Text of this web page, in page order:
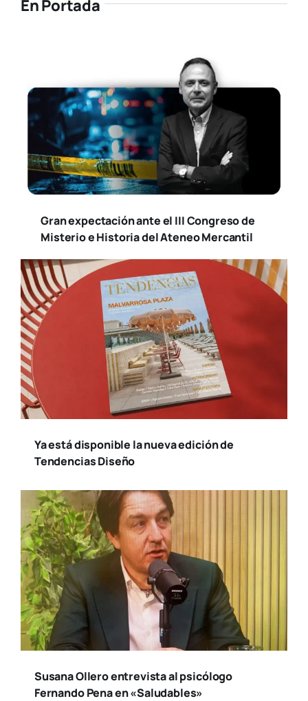
En Portada
Gran expectación ante el III Congreso de
Misterio e Historia del Ateneo Mercantil
Ya está disponible la nueva edición de
Tendencias Diseño
Susana Ollero entrevista al psicólogo
Fernando Pena en «Saludables»